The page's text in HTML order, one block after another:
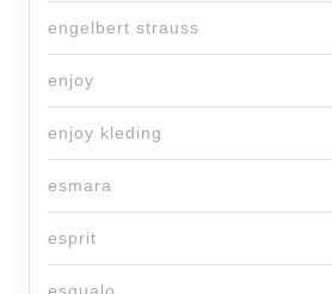
engelbert strauss
enjoy
enjoy kleding
esmara
esprit